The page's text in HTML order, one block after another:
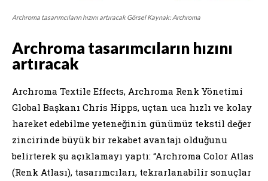
Archroma tasarımcıların hızını artıracak Görsel Kaynak: Archroma
Archroma tasarımcıların hızını
artıracak
Archroma Textile Effects, Archroma Renk Yönetimi
Global Başkanı Chris Hipps, uçtan uca hızlı ve kolay
hareket edebilme yeteneğinin günümüz tekstil değer
zincirinde büyük bir rekabet avantajı olduğunu
belirterek şu açıklamayı yaptı: “Archroma Color Atlas
(Renk Atlası), tasarımcıları, tekrarlanabilir sonuçlar